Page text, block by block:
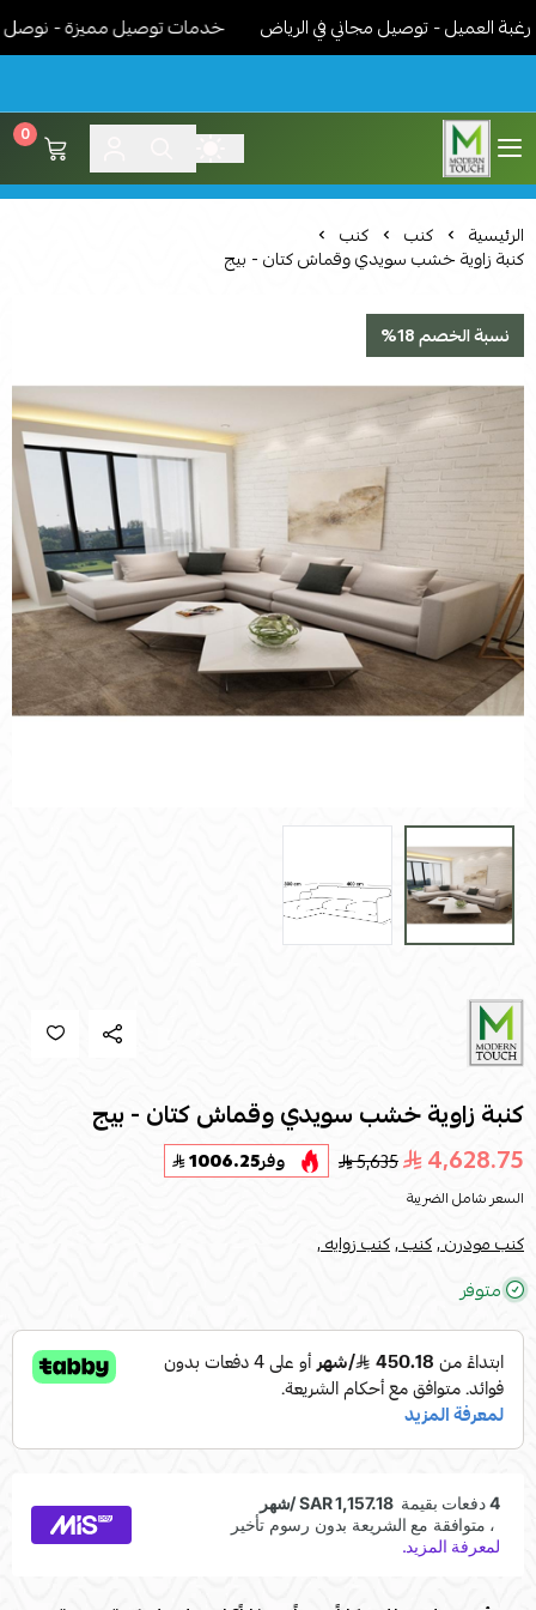
- توصيل مجاني في الرياض خدمات توصيل مميزة - نوصل
اثاث مودرن لمسة عصرية
0
الرئيسية كنب كنب
كنبة زاوية خشب سويدي وقماش كتان - بيج
نسبة الخصم 18%
كنبة زاوية خشب سويدي وقماش كتان - بيج
4,628.75
5,635 وفر1006.25
السعر شامل الضريبة
كنب مودرن ,كنب ,كنب زوايه ,
متوفر